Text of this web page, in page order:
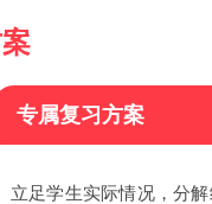
专属复习方案
立足学生实际情况，分